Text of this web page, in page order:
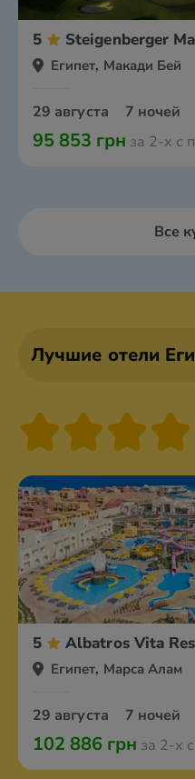
5 Steigenberger
Египет, Макади Бей
29 августа 7 ночей
95 853 грн за 2-х с
Все
Лучшие отели
5 Albatros Vita
Египет, Марса Алам
29 августа 7 ночей
102 886 грн за 2-х